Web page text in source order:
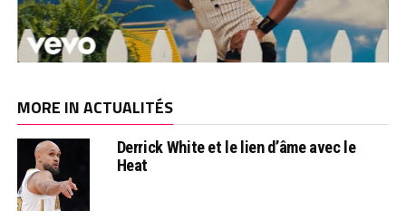
MORE IN ACTUALITÉS
Derrick White et le lien d’âme avec le
Heat